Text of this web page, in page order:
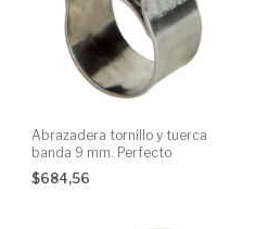
Abrazadera tornillo y tuerca
banda 9 mm. Perfecto
$684,56